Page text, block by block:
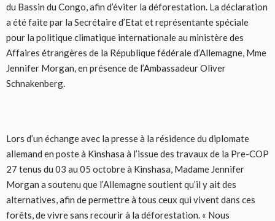
du Bassin du Congo, afin d’éviter la déforestation. La déclaration
a été faite par la Secrétaire d’Etat et représentante spéciale
pour la politique climatique internationale au ministère des
Affaires étrangères de la République fédérale d’Allemagne, Mme
Jennifer Morgan, en présence de l’Ambassadeur Oliver
Schnakenberg.
Lors d’un échange avec la presse à la résidence du diplomate
allemand en poste à Kinshasa à l’issue des travaux de la Pre-COP
27 tenus du 03 au 05 octobre à Kinshasa, Madame Jennifer
Morgan a soutenu que l’Allemagne soutient qu’il y ait des
alternatives, afin de permettre à tous ceux qui vivent dans ces
forêts, de vivre sans recourir à la déforestation. « Nous